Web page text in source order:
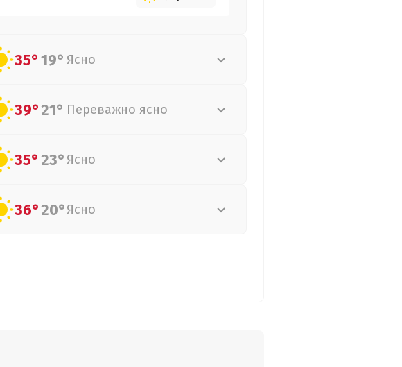
35°19° Ясно
39°21° Переважно ясно
35°23° Ясно
36°20°Ясно